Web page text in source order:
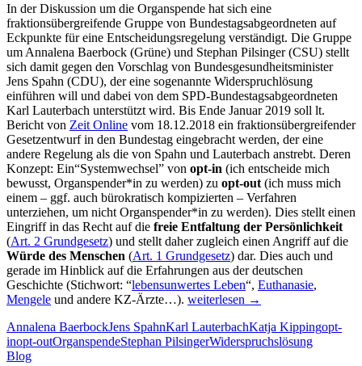
der
Selbstbestimmung
über
die
eigenen
Gesundheitsdaten
In der Diskussion um die Organspende hat sich eine
fraktionsübergreifende Gruppe von Bundestagsabgeordneten auf
Eckpunkte für eine Entscheidungsregelung verständigt. Die Gruppe
um Annalena Baerbock (Grüne) und Stephan Pilsinger (CSU) stellt
sich damit gegen den Vorschlag von Bundesgesundheitsminister
Jens Spahn (CDU), der eine sogenannte Widerspruchlösung
einführen will und dabei von dem SPD-Bundestagsabgeordneten
Karl Lauterbach unterstützt wird. Bis Ende Januar 2019 soll lt.
Bericht von Zeit Online vom 18.12.2018 ein fraktionsübergreifender
Gesetzentwurf in den Bundestag eingebracht werden, der eine
andere Regelung als die von Spahn und Lauterbach anstrebt. Deren
Konzept: Ein“Systemwechsel” von opt-in (ich entscheide mich
bewusst, Organspender*in zu werden) zu opt-out (ich muss mich
einem – ggf. auch bürokratisch kompizierten – Verfahren
unterziehen, um nicht Organspender*in zu werden). Dies stellt einen
Eingriff in das Recht auf die freie Entfaltung der Persönlichkeit
(Art. 2 Grundgesetz) und stellt daher zugleich einen Angriff auf die
Würde des Menschen (Art. 1 Grundgesetz) dar. Dies auch und
gerade im Hinblick auf die Erfahrungen aus der deutschen
Geschichte (Stichwort: “lebensunwertes Leben“, Euthanasie,
Mengele und andere KZ-Ärzte…). Organspende:
aus
nahezu
weiterlesen →
Annalena BaerbockJens SpahnKarl LauterbachKatja Kippingopt-
inopt-outOrganspendeStephan PilsingerWiderspruchslösung
Blog